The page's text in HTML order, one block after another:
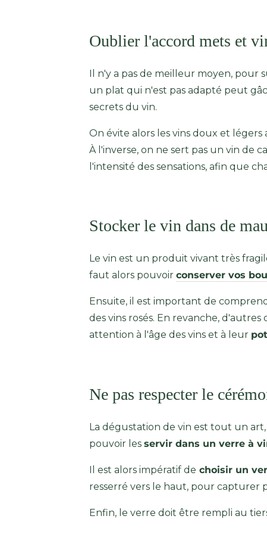
Oublier l'accord mets et
Il n'y a pas de meilleur moyen, pour
un plat qui n'est pas adapté peut
secrets du vin.
On évite alors les vins doux et
À l'inverse, on ne sert pas un vin de
l'intensité des sensations, afin que
Stocker le vin dans de
Le vin est un produit vivant très
faut alors pouvoir conserver vos
Ensuite, il est important de
des vins rosés. En revanche,
attention à l'âge des vins et à leur
Ne pas respecter le
La dégustation de vin est tout un
pouvoir les servir dans un verre à
Il est alors impératif de choisir un
resserré vers le haut, pour capturer
Enfin, le verre doit être rempli au